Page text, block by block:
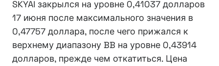
SKYAI закрылся на уровне 0,41037 долларов
17 июня после максимального значения в
0,47757 доллара, после чего прижался к
верхнему диапазону BB на уровне 0,43914
долларов, прежде чем откатиться. Цена